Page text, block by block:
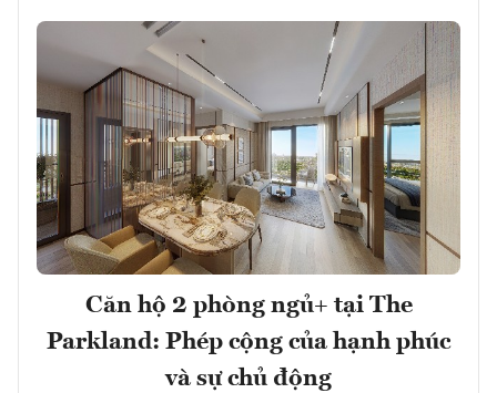
Căn hộ 2 phòng ngủ+ tại The
Parkland: Phép cộng của hạnh phúc
và sự chủ động